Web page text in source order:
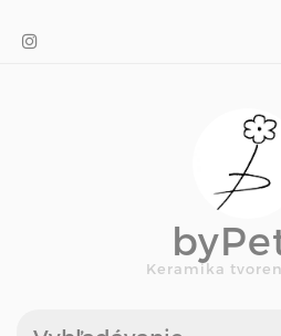
Keramika